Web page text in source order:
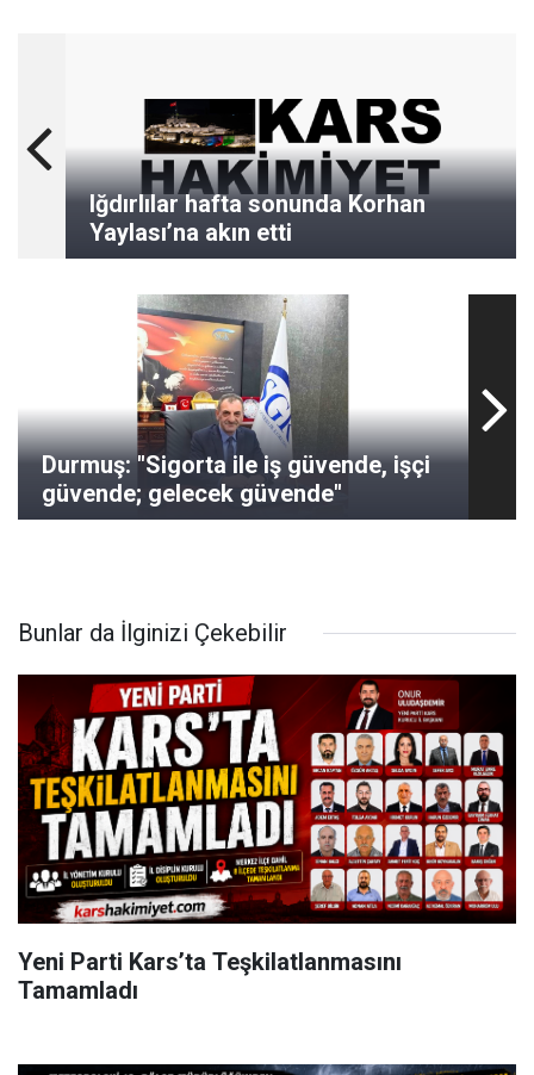
Iğdırlılar hafta sonunda Korhan
Yaylası’na akın etti
Durmuş: "Sigorta ile iş güvende, işçi
güvende; gelecek güvende"
Bunlar da İlginizi Çekebilir
Yeni Parti Kars’ta Teşkilatlanmasını
Tamamladı